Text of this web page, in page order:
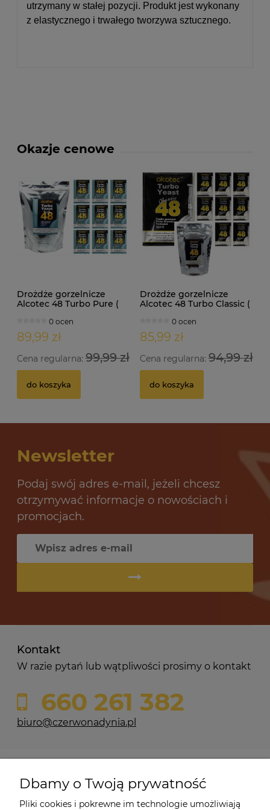
utrzymany w stałej pozycji. Produkt jest wykonany
z elastycznego i trwałego tworzywa sztucznego.
Okazje cenowe
Drożdże gorzelnicze
Alcotec 48 Turbo Pure (
0 ocen
89,99 zł
Cena regularna: 99,99 zł
do koszyka
Drożdże gorzelnicze
Alcotec 48 Turbo Classic (
0 ocen
85,99 zł
Cena regularna:94,99 zł
do koszyka
Newsletter
Podaj swój adres e-mail, jeżeli chcesz
otrzymywać informacje o nowościach i
promocjach.
Kontakt
W razie pytań lub wątpliwości prosimy o kontakt
660 261 382
biuro@czerwonadynia.pl
Moje konto
Dbamy o Twoją prywatność
Pliki cookies i pokrewne im technologie umożliwiają